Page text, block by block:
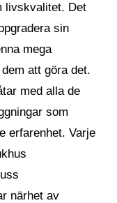
livskvalitet. Det
sin
mega
att göra det.
med alla de
som
erfarenhet. Varje
närhet av